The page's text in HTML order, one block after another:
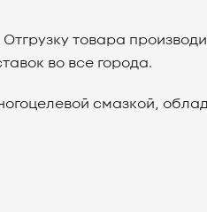
товара
во все города.
смазкой,